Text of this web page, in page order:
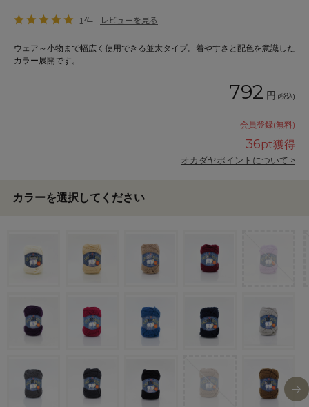
1件 レビューを見る
ウェア～小物まで幅広く使用できる並太タイプ。着やすさと配色を意識した
カラー展開です。
792 円 (税込)
会員登録(無料)
36pt獲得
オカダヤポイントについて >
カラーを選択してください